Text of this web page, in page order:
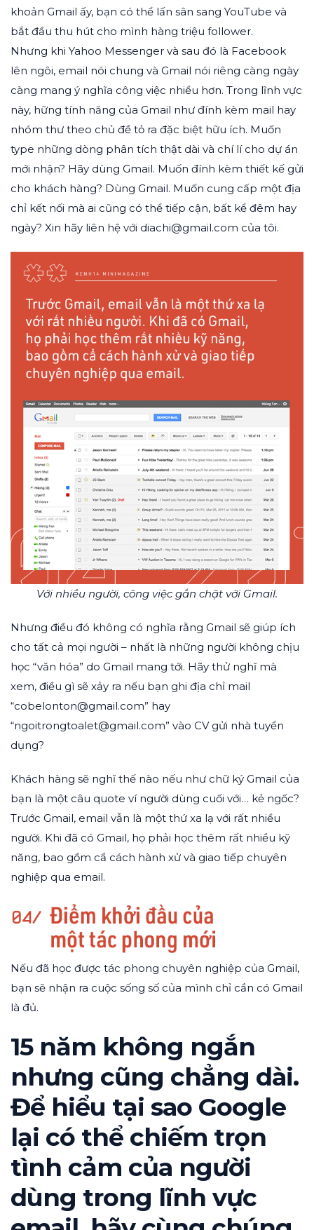
khoản Gmail ấy, bạn có thể lấn sân sang YouTube và
bắt đầu thu hút cho mình hàng triệu follower.
Nhưng khi Yahoo Messenger và sau đó là Facebook
lên ngôi, email nói chung và Gmail nói riêng càng ngày
càng mang ý nghĩa công việc nhiều hơn. Trong lĩnh vực
này, hững tính năng của Gmail như đính kèm mail hay
nhóm thư theo chủ đề tỏ ra đặc biệt hữu ích. Muốn
type những dòng phân tích thật dài và chí lí cho dự án
mới nhận? Hãy dùng Gmail. Muốn đính kèm thiết kế gửi
cho khách hàng? Dùng Gmail. Muốn cung cấp một địa
chỉ kết nối mà ai cũng có thể tiếp cận, bất kể đêm hay
ngày? Xin hãy liên hệ với diachi@gmail.com của tôi.
Với nhiều người, công việc gắn chặt với Gmail.
Nhưng điều đó không có nghĩa rằng Gmail sẽ giúp ích
cho tất cả mọi người – nhất là những người không chịu
học “văn hóa” do Gmail mang tới. Hãy thử nghĩ mà
xem, điều gì sẽ xảy ra nếu bạn ghi địa chỉ mail
“cobelonton@gmail.com” hay
“ngoitrongtoalet@gmail.com” vào CV gửi nhà tuyển
dụng?
Khách hàng sẽ nghĩ thế nào nếu như chữ ký Gmail của
bạn là một câu quote ví người dùng cuối với… kẻ ngốc?
Trước Gmail, email vẫn là một thứ xa lạ với rất nhiều
người. Khi đã có Gmail, họ phải học thêm rất nhiều kỹ
năng, bao gồm cẩ cách hành xử và giao tiếp chuyên
nghiệp qua email.
Nếu đã học được tác phong chuyên nghiệp của Gmail,
bạn sẽ nhận ra cuộc sống số của mình chỉ cần có Gmail
là đủ.
15 năm không ngắn
nhưng cũng chẳng dài.
Để hiểu tại sao Google
lại có thể chiếm trọn
tình cảm của người
dùng trong lĩnh vực